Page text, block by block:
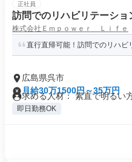
正社員
訪問でのリハビリテーショ
株式会社Ｅｍｐｏｗｅｒ Ｌｉｆｅ
直行直帰可能！訪問でのリハビ
広島県呉市
月給30万1500円～35万円
求める人材： 素直で明るい
即日勤務OK